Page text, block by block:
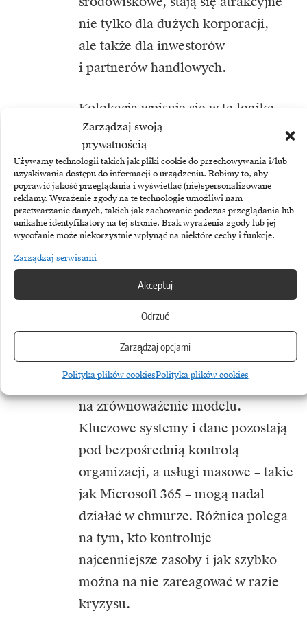
Zarządzaj swoją
prywatnością
Używamy technologii takich jak pliki cookie do przechowywania i/lub
uzyskiwania dostępu do informacji o urządzeniu. Robimy to, aby
poprawić jakość przeglądania i wyświetlać (nie)spersonalizowane
reklamy. Wyrażenie zgody na te technologie umożliwi nam
przetwarzanie danych, takich jak zachowanie podczas przeglądania lub
unikalne identyfikatory na tej stronie. Brak wyrażenia zgody lub jej
wycofanie może niekorzystnie wpłynąć na niektóre cechy i funkcje.
Zarządzaj serwisami
Akceptuj
Odrzuć
Zarządzaj opcjami
Polityka plików cookiesPolityka plików cookies
nie tylko dla dużych korporacji,
ale także dla inwestorów
i partnerów handlowych.
Kolokacja wpisuje się w tę logikę,
oferując przewidywalność
energetyczną, możliwość
lokalizacji infrastruktury
w optymalnych środowiskowo
regionach oraz łatwiejszą zgodność
z przepisami.
Strategiczna niezależność
– nie tylko od chmury
Co istotne, decyzja o kolokacji
nie oznacza rezygnacji z chmury.
Wręcz przeciwnie – to sposób
na zrównoważenie modelu.
Kluczowe systemy i dane pozostają
pod bezpośrednią kontrolą
organizacji, a usługi masowe – takie
jak Microsoft 365 – mogą nadal
działać w chmurze. Różnica polega
na tym, kto kontroluje
najcenniejsze zasoby i jak szybko
można na nie zareagować w razie
kryzysu.